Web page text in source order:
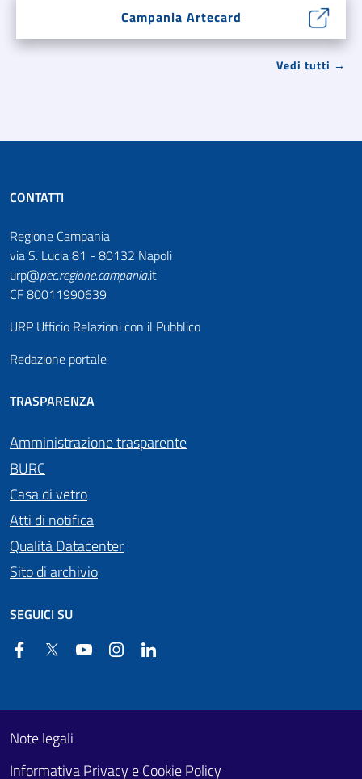
Campania Artecard
Vedi tutti →
CONTATTI
Regione Campania
via S. Lucia 81 - 80132 Napoli
urp@pec.regione.campania.it
CF 80011990639
URP Ufficio Relazioni con il Pubblico
Redazione portale
TRASPARENZA
Amministrazione trasparente
BURC
Casa di vetro
Atti di notifica
Qualità Datacenter
Sito di archivio
SEGUICI SU
FacebookTwitter YouTube Instagram
Footer First
Useful links section
Note legali
Informativa Privacy e Cookie Policy